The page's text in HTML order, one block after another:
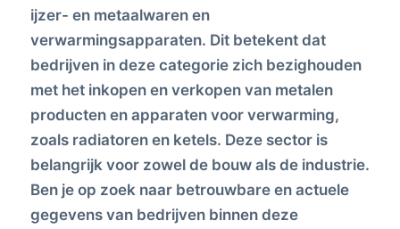
ijzer- en metaalwaren en
verwarmingsapparaten. Dit betekent dat
bedrijven in deze categorie zich bezighouden
met het inkopen en verkopen van metalen
producten en apparaten voor verwarming,
zoals radiatoren en ketels. Deze sector is
belangrijk voor zowel de bouw als de industrie.
Ben je op zoek naar betrouwbare en actuele
gegevens van bedrijven binnen deze